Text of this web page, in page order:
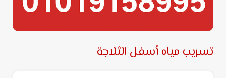
تسريب مياه أسفل الثلاجة